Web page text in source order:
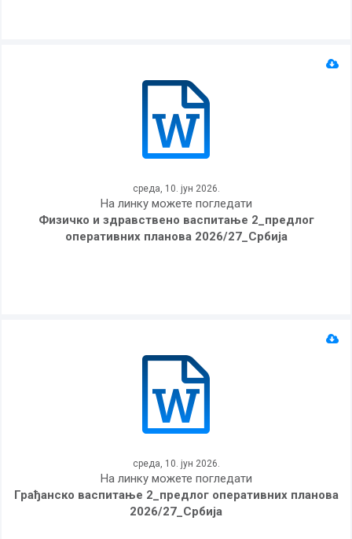
среда, 10. јун 2026.
На линку можете погледати
Физичко и здравствено васпитање 2_предлог
оперативних планова 2026/27_Србија
среда, 10. јун 2026.
На линку можете погледати
Грађанско васпитање 2_предлог оперативних планова
2026/27_Србија